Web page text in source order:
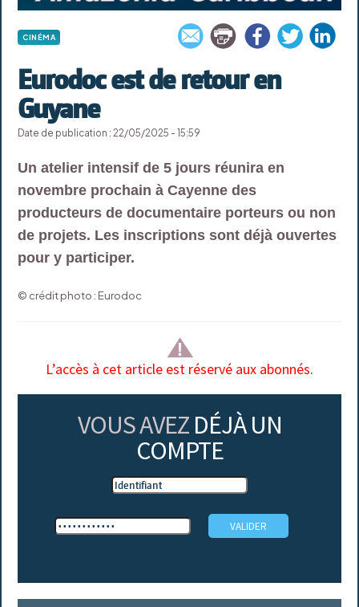
CINÉMA
Eurodoc est de retour en
Guyane
Date de publication : 22/05/2025 - 15:59
Un atelier intensif de 5 jours réunira en
novembre prochain à Cayenne des
producteurs de documentaire porteurs ou non
de projets. Les inscriptions sont déjà ouvertes
pour y participer.
© crédit photo : Eurodoc
L’accès à cet article est réservé aux abonnés.
VOUS AVEZ DÉJÀ UN
COMPTE